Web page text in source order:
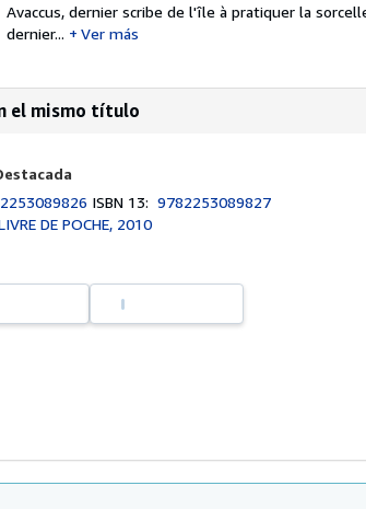
Avaccus, dernier scribe de l'île à pratiquer la
dernier...
Ver más
el mismo título
2253089826 ISBN 13:9782253089827
DE POCHE, 2010